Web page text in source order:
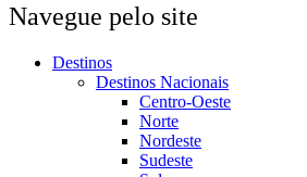
Navegue pelo site
Destinos
Destinos Nacionais
Centro-Oeste
Norte
Nordeste
Sudeste